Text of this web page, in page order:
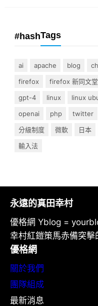
#hashTags
ai apache blog
firefox
firefox 新同文堂
gpt-4
linux linux
openai
php twitter
分級制度
微軟 日本
輸入法
永遠的真田幸村
優格網 Yblog =
幸村紅鎧策馬赤備突擊
優格網
關於我們
團隊組成
最新消息